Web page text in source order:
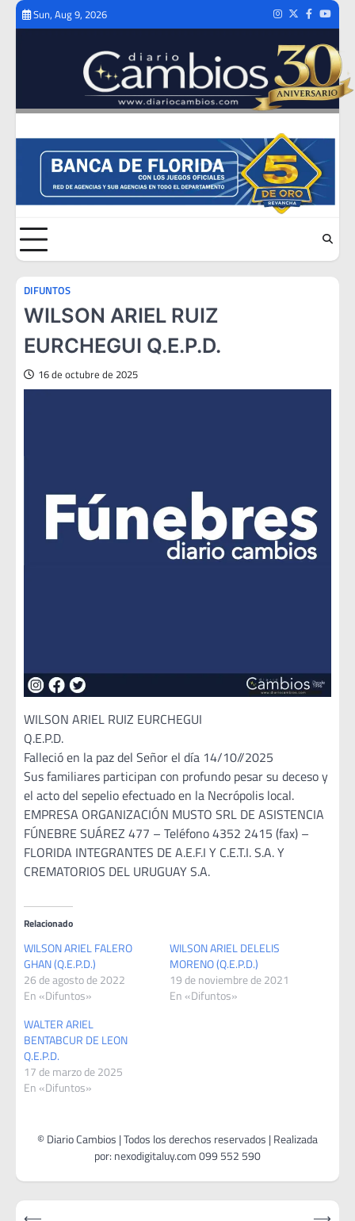
Skip
Sun, Aug 9, 2026 Instagram
TwitterFacebook
DIFUNTOS
WILSON ARIEL RUIZ
EURCHEGUI Q.E.P.D.
16 de octubre de 2025
WILSON ARIEL RUIZ EURCHEGUI
Q.E.P.D.
Falleció en la paz del Señor el día 14/10//2025
Sus familiares participan con profundo pesar su deceso y
el acto del sepelio efectuado en la Necrópolis local.
EMPRESA ORGANIZACIÓN MUSTO SRL DE ASISTENCIA
FÚNEBRE SUÁREZ 477 – Teléfono 4352 2415 (fax) –
FLORIDA INTEGRANTES DE A.E.F.I Y C.E.T.I. S.A. Y
CREMATORIOS DEL URUGUAY S.A.
Relacionado
WILSON ARIEL FALERO
GHAN (Q.E.P.D.)
26 de agosto de 2022
En «Difuntos»
WILSON ARIEL DELELIS
MORENO (Q.E.P.D.)
19 de noviembre de 2021
En «Difuntos»
WALTER ARIEL
BENTABCUR DE LEON
Q.E.P.D.
17 de marzo de 2025
En «Difuntos»
Navegación